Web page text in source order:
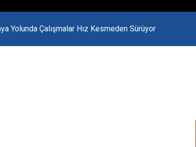
Yolunda Çalışmalar Hız Kesmeden Sürüyor